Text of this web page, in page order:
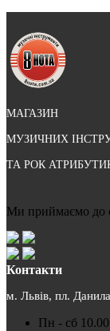
МАГАЗИН
МУЗИЧНИХ
ТА РОК
Ми приймаємо до
Контакти
м. Львів, пл.
Пн - сб